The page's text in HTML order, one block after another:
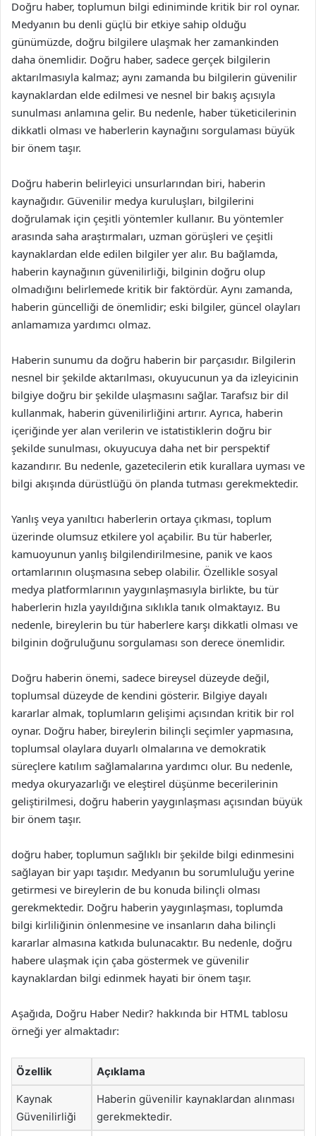
Doğru haber, toplumun bilgi ediniminde kritik bir rol oynar.
Medyanın bu denli güçlü bir etkiye sahip olduğu
günümüzde, doğru bilgilere ulaşmak her zamankinden
daha önemlidir. Doğru haber, sadece gerçek bilgilerin
aktarılmasıyla kalmaz; aynı zamanda bu bilgilerin güvenilir
kaynaklardan elde edilmesi ve nesnel bir bakış açısıyla
sunulması anlamına gelir. Bu nedenle, haber tüketicilerinin
dikkatli olması ve haberlerin kaynağını sorgulaması büyük
bir önem taşır.
Doğru haberin belirleyici unsurlarından biri, haberin
kaynağıdır. Güvenilir medya kuruluşları, bilgilerini
doğrulamak için çeşitli yöntemler kullanır. Bu yöntemler
arasında saha araştırmaları, uzman görüşleri ve çeşitli
kaynaklardan elde edilen bilgiler yer alır. Bu bağlamda,
haberin kaynağının güvenilirliği, bilginin doğru olup
olmadığını belirlemede kritik bir faktördür. Aynı zamanda,
haberin güncelliği de önemlidir; eski bilgiler, güncel olayları
anlamamıza yardımcı olmaz.
Haberin sunumu da doğru haberin bir parçasıdır. Bilgilerin
nesnel bir şekilde aktarılması, okuyucunun ya da izleyicinin
bilgiye doğru bir şekilde ulaşmasını sağlar. Tarafsız bir dil
kullanmak, haberin güvenilirliğini artırır. Ayrıca, haberin
içeriğinde yer alan verilerin ve istatistiklerin doğru bir
şekilde sunulması, okuyucuya daha net bir perspektif
kazandırır. Bu nedenle, gazetecilerin etik kurallara uyması ve
bilgi akışında dürüstlüğü ön planda tutması gerekmektedir.
Yanlış veya yanıltıcı haberlerin ortaya çıkması, toplum
üzerinde olumsuz etkilere yol açabilir. Bu tür haberler,
kamuoyunun yanlış bilgilendirilmesine, panik ve kaos
ortamlarının oluşmasına sebep olabilir. Özellikle sosyal
medya platformlarının yaygınlaşmasıyla birlikte, bu tür
haberlerin hızla yayıldığına sıklıkla tanık olmaktayız. Bu
nedenle, bireylerin bu tür haberlere karşı dikkatli olması ve
bilginin doğruluğunu sorgulaması son derece önemlidir.
Doğru haberin önemi, sadece bireysel düzeyde değil,
toplumsal düzeyde de kendini gösterir. Bilgiye dayalı
kararlar almak, toplumların gelişimi açısından kritik bir rol
oynar. Doğru haber, bireylerin bilinçli seçimler yapmasına,
toplumsal olaylara duyarlı olmalarına ve demokratik
süreçlere katılım sağlamalarına yardımcı olur. Bu nedenle,
medya okuryazarlığı ve eleştirel düşünme becerilerinin
geliştirilmesi, doğru haberin yaygınlaşması açısından büyük
bir önem taşır.
doğru haber, toplumun sağlıklı bir şekilde bilgi edinmesini
sağlayan bir yapı taşıdır. Medyanın bu sorumluluğu yerine
getirmesi ve bireylerin de bu konuda bilinçli olması
gerekmektedir. Doğru haberin yaygınlaşması, toplumda
bilgi kirliliğinin önlenmesine ve insanların daha bilinçli
kararlar almasına katkıda bulunacaktır. Bu nedenle, doğru
habere ulaşmak için çaba göstermek ve güvenilir
kaynaklardan bilgi edinmek hayati bir önem taşır.
Aşağıda, Doğru Haber Nedir? hakkında bir HTML tablosu
örneği yer almaktadır:
Özellik Açıklama
Kaynak
Güvenilirliği
Haberin güvenilir kaynaklardan alınması
gerekmektedir.